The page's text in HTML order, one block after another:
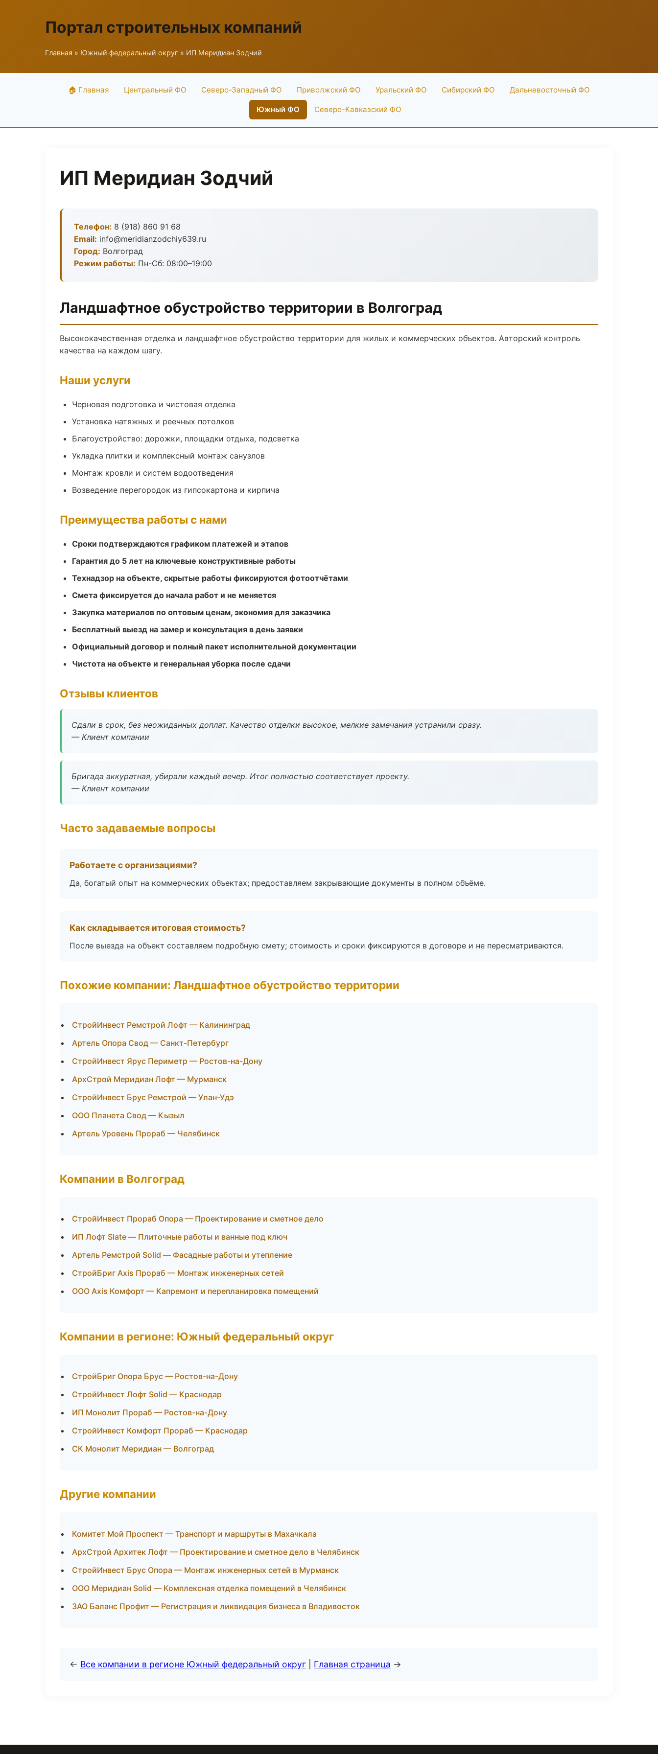
Портал строительных компаний
Главная » Южный федеральный округ » ИП Меридиан Зодчий
🏠 Главная Центральный ФО Северо-Западный ФО Приволжский ФО Уральский ФО Сибирский ФО Дальневосточный ФО
Южный ФО Северо-Кавказский ФО
ИП Меридиан Зодчий
Телефон: 8 (918) 860 91 68
Email: info@meridianzodchiy639.ru
Город: Волгоград
Режим работы: Пн-Сб: 08:00–19:00
Ландшафтное обустройство территории в Волгоград
Высококачественная отделка и ландшафтное обустройство территории для жилых и коммерческих объектов. Авторский контроль
качества на каждом шагу.
Наши услуги
Черновая подготовка и чистовая отделка
Установка натяжных и реечных потолков
Благоустройство: дорожки, площадки отдыха, подсветка
Укладка плитки и комплексный монтаж санузлов
Монтаж кровли и систем водоотведения
Возведение перегородок из гипсокартона и кирпича
Преимущества работы с нами
Сроки подтверждаются графиком платежей и этапов
Гарантия до 5 лет на ключевые конструктивные работы
Технадзор на объекте, скрытые работы фиксируются фотоотчётами
Смета фиксируется до начала работ и не меняется
Закупка материалов по оптовым ценам, экономия для заказчика
Бесплатный выезд на замер и консультация в день заявки
Официальный договор и полный пакет исполнительной документации
Чистота на объекте и генеральная уборка после сдачи
Отзывы клиентов
Сдали в срок, без неожиданных доплат. Качество отделки высокое, мелкие замечания устранили сразу.
— Клиент компании
Бригада аккуратная, убирали каждый вечер. Итог полностью соответствует проекту.
— Клиент компании
Часто задаваемые вопросы
Работаете с организациями?
Да, богатый опыт на коммерческих объектах; предоставляем закрывающие документы в полном объёме.
Как складывается итоговая стоимость?
После выезда на объект составляем подробную смету; стоимость и сроки фиксируются в договоре и не пересматриваются.
Похожие компании: Ландшафтное обустройство территории
СтройИнвест Ремстрой Лофт — Калининград
Артель Опора Свод — Санкт-Петербург
СтройИнвест Ярус Периметр — Ростов-на-Дону
АрхСтрой Меридиан Лофт — Мурманск
СтройИнвест Брус Ремстрой — Улан-Удэ
ООО Планета Свод — Кызыл
Артель Уровень Прораб — Челябинск
Компании в Волгоград
СтройИнвест Прораб Опора — Проектирование и сметное дело
ИП Лофт Slate — Плиточные работы и ванные под ключ
Артель Ремстрой Solid — Фасадные работы и утепление
СтройБриг Axis Прораб — Монтаж инженерных сетей
ООО Axis Комфорт — Капремонт и перепланировка помещений
Компании в регионе: Южный федеральный округ
СтройБриг Опора Брус — Ростов-на-Дону
СтройИнвест Лофт Solid — Краснодар
ИП Монолит Прораб — Ростов-на-Дону
СтройИнвест Комфорт Прораб — Краснодар
СК Монолит Меридиан — Волгоград
Другие компании
Комитет Мой Проспект — Транспорт и маршруты в Махачкала
АрхСтрой Архитек Лофт — Проектирование и сметное дело в Челябинск
СтройИнвест Брус Опора — Монтаж инженерных сетей в Мурманск
ООО Меридиан Solid — Комплексная отделка помещений в Челябинск
ЗАО Баланс Профит — Регистрация и ликвидация бизнеса в Владивосток
← Все компании в регионе Южный федеральный округ Главная страница →